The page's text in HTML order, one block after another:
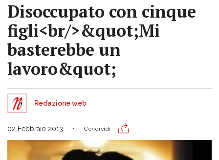
Disoccupato con cinque
figli<br/>&quot;Mi
basterebbe un
lavoro&quot;
Redazione web
02 Febbraio 2013 Condividi